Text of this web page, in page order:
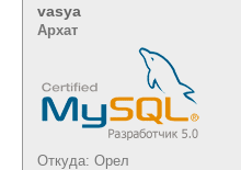
vasya
Архат
Откуда: Орел